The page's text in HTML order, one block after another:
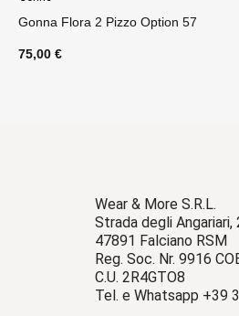
Tubino Asimmetrico Option 1
70,00 €
Wear & More S.R.L.
Strada degli Angariari,
47891 Falciano RSM
Reg. Soc. Nr. 9916
C.U. 2R4GTO8
Tel. e Whatsapp +39